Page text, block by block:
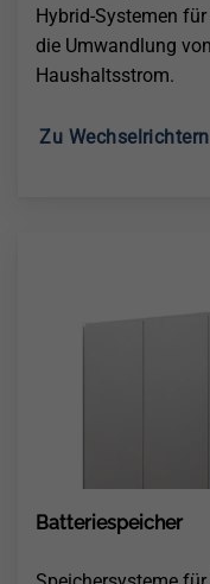
Hybrid-Systemen
die Umwandlung
Haushaltsstrom.
Zu
Batteriespeicher